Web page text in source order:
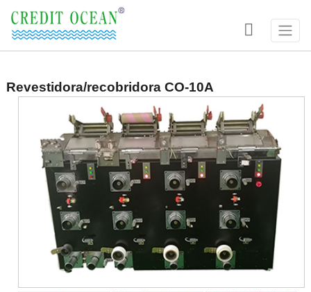

Revestidora/recobridora CO-10A